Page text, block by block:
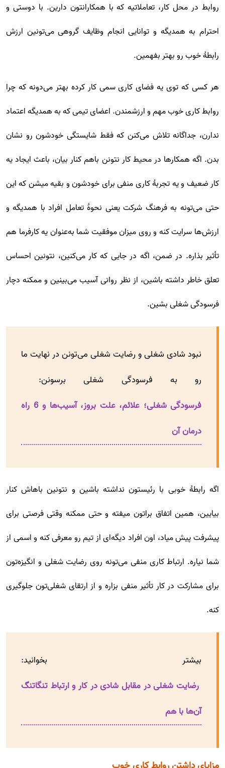
روابط در محل کار، تعاملاتیه که با همکارانتون دارین. با دوستی و
احترام به همدیگه و توانایی انجام وظایف گروهی می‌تونین ارزش
رابطۀ خوب رو بهتر بفهمین.
هر کسی که توی یه فضای کاری سمی کار کرده بهتر می‌دونه که چرا
روابط کاری خوب مهم و ارزشمندن. اعضای تیمی که به همدیگه اعتماد
ندارن، جداگانه تلاش می‌کنن که فقط شایستگی خودشون رو نشان
بدن. اگه همکارها در محیط کار نتونن باهم کنار بیان، باعث ایجاد یه
کار ضعیف و یه تجربۀ کاری منفی برای خودشون و بقیه میشن که این
حتی می‌تونه به فرهنگ شرکت یعنی نحوۀ تعامل افراد با همدیگه و
ارزش‌ها سرایت کنه و روی میزان موفقیت شما به‌عنوان یه کارفرما هم
تأثیر بذاره. در ضمن، اگه در جایی که کار می‌کنین، نتونین احساس
تعلق خاطر داشته باشین، از نظر روانی آسیب می‌بینین و ممکنه دچار
فرسودگی شغلی بشین.
نبود شادی شغلی و رضایت شغلی می‌تونن در نهایت ما
رو به فرسودگی شغلی برسونن:
فرسودگی شغلی؛ علائم، علت بروز، آسیب‌ها و 6 راه
درمان آن
اگه رابطۀ خوبی با رئیستون نداشته باشین و نتونین باهاش کنار
بیایین، همین اتفاق براتون میفته و حتی ممکنه وقتی فرصتی برای
پیشرفت پیش میاد، اون افراد دیگه‌ای از تیم رو معرفی کنه و اسمی از
شما نیاره. ارتباط کاری منفی می‌تونه روی رضایت شغلی و انگیزه‌تون
برای مشارکت در کار تأثیر منفی بزاره و از ارتقای شغلی‌تون جلوگیری
کنه.
بیشتر بخوانید:
رضایت شغلی در مقابل شادی در کار و ارتباط تنگاتنگ
آن‌ها با هم